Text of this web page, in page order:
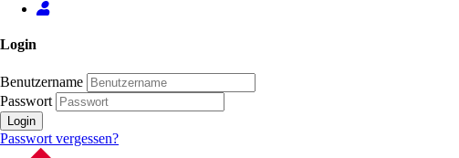
Login
Benutzername
Passwort
Login
Passwort vergessen?